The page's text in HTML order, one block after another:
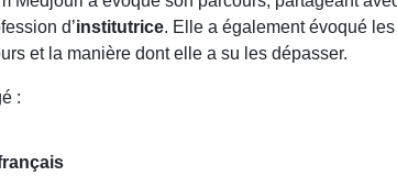
d’institutrice. Elle a également évoqué les
et la manière dont elle a su les dépasser.
: